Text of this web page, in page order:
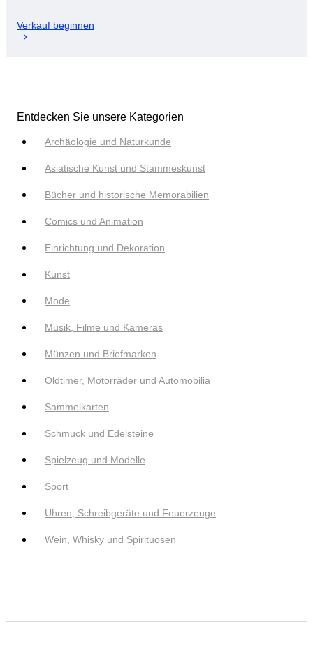
Verkauf beginnen
Entdecken Sie unsere Kategorien
Archäologie und Naturkunde
Asiatische Kunst und Stammeskunst
Bücher und historische Memorabilien
Comics und Animation
Einrichtung und Dekoration
Kunst
Mode
Musik, Filme und Kameras
Münzen und Briefmarken
Oldtimer, Motorräder und Automobilia
Sammelkarten
Schmuck und Edelsteine
Spielzeug und Modelle
Sport
Uhren, Schreibgeräte und Feuerzeuge
Wein, Whisky und Spirituosen